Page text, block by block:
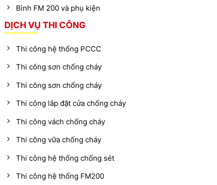
Bình FM 200 và phụ kiện
DỊCH VỤ THI CÔNG
Thi công hệ thống PCCC
Thi công sơn chống cháy
Thi công sơn chống cháy
Thi công lắp đặt cửa chống cháy
Thi công vách chống cháy
Thi công vữa chống cháy
Thi công hệ thống chống sét
Thi công hệ thống FM200